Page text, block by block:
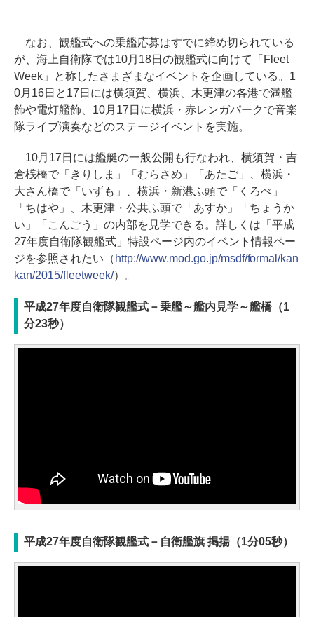
なお、観艦式への乗艦応募はすでに締め切られている
が、海上自衛隊では10月18日の観艦式に向けて「Fleet
Week」と称したさまざまなイベントを企画している。1
0月16日と17日には横須賀、横浜、木更津の各港で満艦
飾や電灯艦飾、10月17日に横浜・赤レンガパークで音楽
隊ライブ演奏などのステージイベントを実施。
10月17日には艦艇の一般公開も行なわれ、横須賀・吉
倉桟橋で「きりしま」「むらさめ」「あたご」、横浜・
大さん橋で「いずも」、横浜・新港ふ頭で「くろべ」
「ちはや」、木更津・公共ふ頭で「あすか」「ちょうか
い」「こんごう」の内部を見学できる。詳しくは「平成
27年度自衛隊観艦式」特設ページ内のイベント情報ペー
ジを参照されたい（ http://www.mod.go.jp/msdf/formal/kan
kan/2015/fleetweek/）。
平成27年度自衛隊観艦式－乗艦～艦内見学～艦橋（1
分23秒）
平成27年度自衛隊観艦式－自衛艦旗 掲揚（1分05秒）